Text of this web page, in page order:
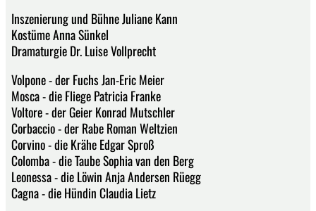
Inszenierung und Bühne Juliane Kann
Kostüme Anna Sünkel
Dramaturgie Dr. Luise Vollprecht
Volpone - der Fuchs Jan-Eric Meier
Mosca - die Fliege Patricia Franke
Voltore - der Geier Konrad Mutschler
Corbaccio - der Rabe Roman Weltzien
Corvino - die Krähe Edgar Sproß
Colomba - die Taube Sophia van den Berg
Leonessa - die Löwin Anja Andersen Rüegg
Cagna - die Hündin Claudia Lietz